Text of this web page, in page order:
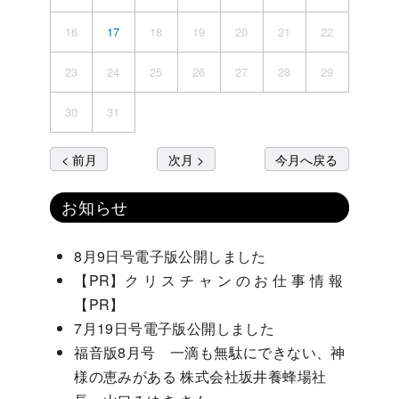
16 17 18 19 20 21 22
23 24 25 26 27 28 29
30 31
< 前月 次月 > 今月へ戻る
お知らせ
8月9日号電子版公開しました
【PR】ク リ ス チ ャ ン の お 仕 事 情 報
【PR】
7月19日号電子版公開しました
福音版8月号 一滴も無駄にできない、神
様の恵みがある 株式会社坂井養蜂場社